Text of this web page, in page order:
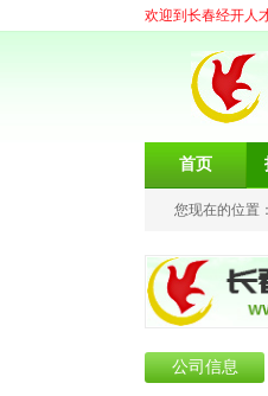
欢迎到长春经开人
首页
您现在的位置：
公司信息